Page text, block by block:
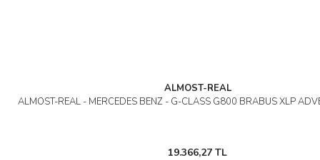
ALMOST-REAL
ALMOST-REAL - MERCEDES BENZ - G-CLASS G800 BRABUS XLP
19.366,27 TL